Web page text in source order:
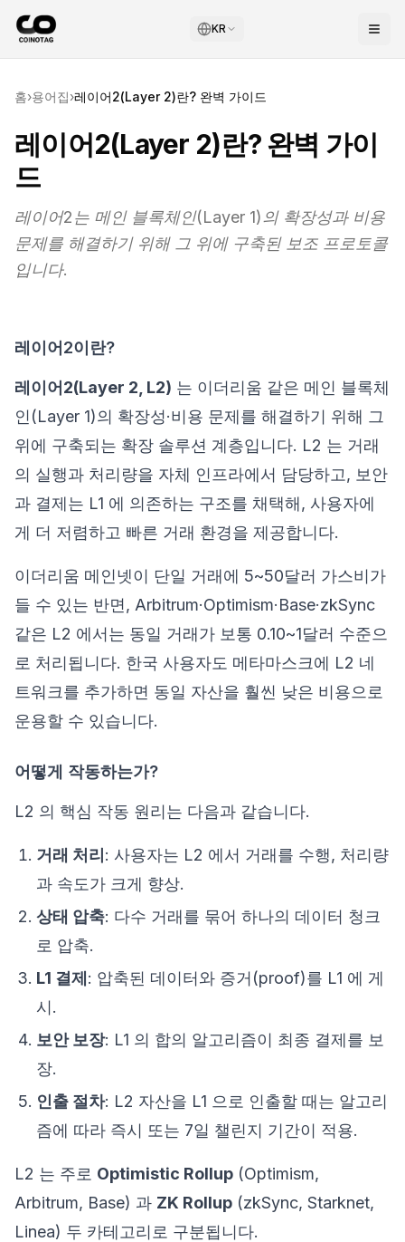
KR
홈›용어집›레이어2(Layer 2)란? 완벽 가이드
레이어2(Layer 2)란? 완벽 가이
드
레이어2는 메인 블록체인(Layer 1)의 확장성과 비용
문제를 해결하기 위해 그 위에 구축된 보조 프로토콜
입니다.
레이어2이란?
레이어2(Layer 2, L2) 는 이더리움 같은 메인 블록체
인(Layer 1)의 확장성·비용 문제를 해결하기 위해 그
위에 구축되는 확장 솔루션 계층입니다. L2 는 거래
의 실행과 처리량을 자체 인프라에서 담당하고, 보안
과 결제는 L1 에 의존하는 구조를 채택해, 사용자에
게 더 저렴하고 빠른 거래 환경을 제공합니다.
이더리움 메인넷이 단일 거래에 5~50달러 가스비가
들 수 있는 반면, Arbitrum·Optimism·Base·zkSync
같은 L2 에서는 동일 거래가 보통 0.10~1달러 수준으
로 처리됩니다. 한국 사용자도 메타마스크에 L2 네
트워크를 추가하면 동일 자산을 훨씬 낮은 비용으로
운용할 수 있습니다.
어떻게 작동하는가?
L2 의 핵심 작동 원리는 다음과 같습니다.
거래 처리 : 사용자는 L2 에서 거래를 수행, 처리량
과 속도가 크게 향상.
상태 압축: 다수 거래를 묶어 하나의 데이터 청크
로 압축.
L1 결제 : 압축된 데이터와 증거(proof)를 L1 에 게
시.
보안 보장: L1 의 합의 알고리즘이 최종 결제를 보
장.
인출 절차: L2 자산을 L1 으로 인출할 때는 알고리
즘에 따라 즉시 또는 7일 챌린지 기간이 적용.
L2 는 주로 Optimistic Rollup (Optimism,
Arbitrum, Base) 과 ZK Rollup (zkSync, Starknet,
Linea) 두 카테고리로 구분됩니다.